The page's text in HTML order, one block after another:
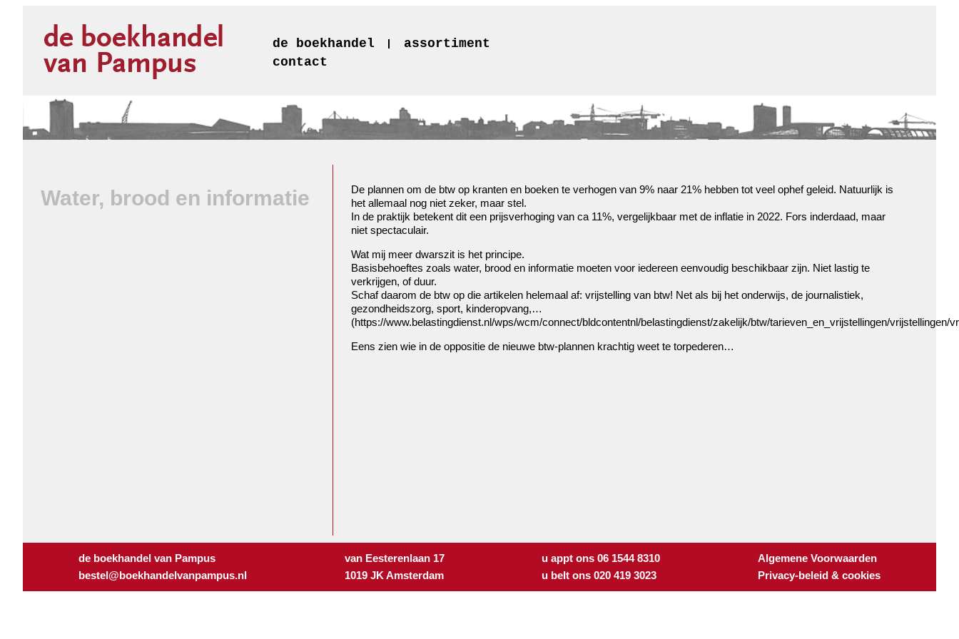
de boekhandel
assortiment
contact
contact
nieuwsbrief
Water, brood en informatie
De plannen om de btw op kranten en boeken te verhogen van 9% naar 21% hebben tot veel ophef geleid. Natuurlijk is
het allemaal nog niet zeker, maar stel.
In de praktijk betekent dit een prijsverhoging van ca 11%, vergelijkbaar met de inflatie in 2022. Fors inderdaad, maar
niet spectaculair.
Wat mij meer dwarszit is het principe.
Basisbehoeftes zoals water, brood en informatie moeten voor iedereen eenvoudig beschikbaar zijn. Niet lastig te
verkrijgen, of duur.
Schaf daarom de btw op die artikelen helemaal af: vrijstelling van btw! Net als bij het onderwijs, de journalistiek,
gezondheidszorg, sport, kinderopvang,…
(https://www.belastingdienst.nl/wps/wcm/connect/bldcontentnl/belastingdienst/zakelijk/btw/tarieven_en_vrijstellingen/vrijstellingen/
Eens zien wie in de oppositie de nieuwe btw-plannen krachtig weet te torpederen…
de boekhandel van Pampus
bestel@boekhandelvanpampus.nl
van Eesterenlaan 17
1019 JK Amsterdam
u appt ons 06 1544 8310
u belt ons 020 419 3023
Algemene Voorwaarden
Privacy-beleid & cookies